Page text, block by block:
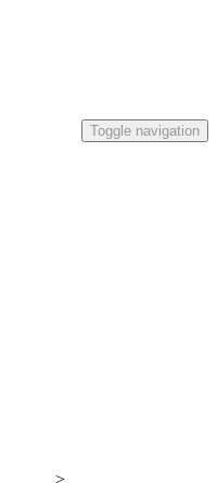
Toggle navigation
>